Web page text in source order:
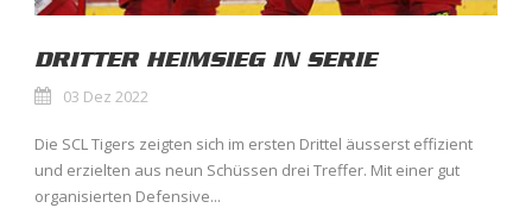
DRITTER HEIMSIEG IN SERIE
03 Dez 2022
Die SCL Tigers zeigten sich im ersten Drittel äusserst effizient
und erzielten aus neun Schüssen drei Treffer. Mit einer gut
organisierten Defensive...